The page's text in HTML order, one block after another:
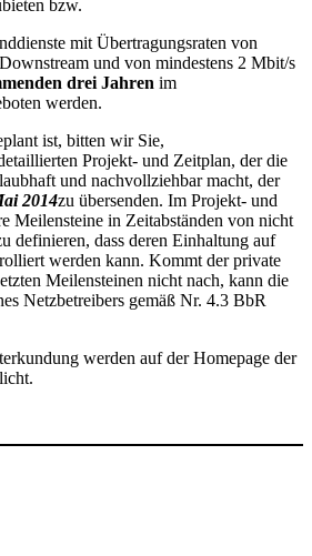
bzw.
mit Übertragungsraten von
und von mindestens 2 Mbit/s
drei Jahren im
werden.
ist, bitten wir Sie,
Projekt- und Zeitplan, der die
und nachvollziehbar macht, der
2014zu übersenden. Im Projekt- und
Meilensteine in Zeitabständen von nicht
definieren, dass deren Einhaltung auf
werden kann. Kommt der private
Meilensteinen nicht nach, kann die
Netzbetreibers gemäß Nr. 4.3 BbR
werden auf der Homepage der